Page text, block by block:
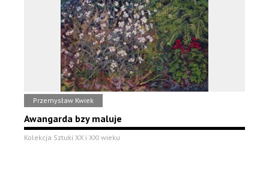
Przemysław Kwiek
Awangarda bzy maluje
Kolekcja Sztuki XX i XXI wieku